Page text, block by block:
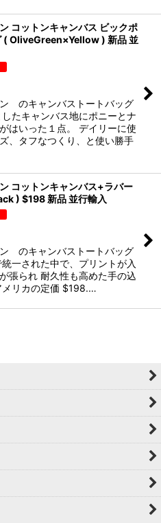
コットンキャンバス ビックポ
( OliveGreen×Yellow ) 新品 並
のキャンバストートバッグ
たキャンバス地にポニーとナ
はいった１点。 デイリーに使
、タフなつくり、と使い勝手
コットンキャンバス+ラバー
) $198 新品 並行輸入
のキャンバストートバッグ
一された中で、プリントが入
張られ 耐久性も高めた手の込
メリカの定価 $198.…